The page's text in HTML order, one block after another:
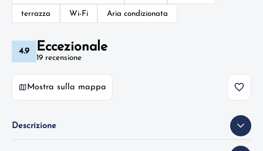
terrazza Wi-Fi Aria condizionata
4.9 Eccezionale
19 recensione
Mostra sulla mappa
Descrizione